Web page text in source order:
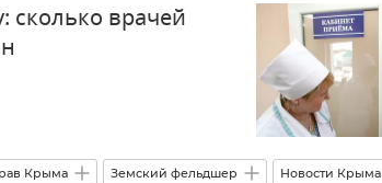
сколько врачей
Крыма Земский фельдшер Новости Крыма